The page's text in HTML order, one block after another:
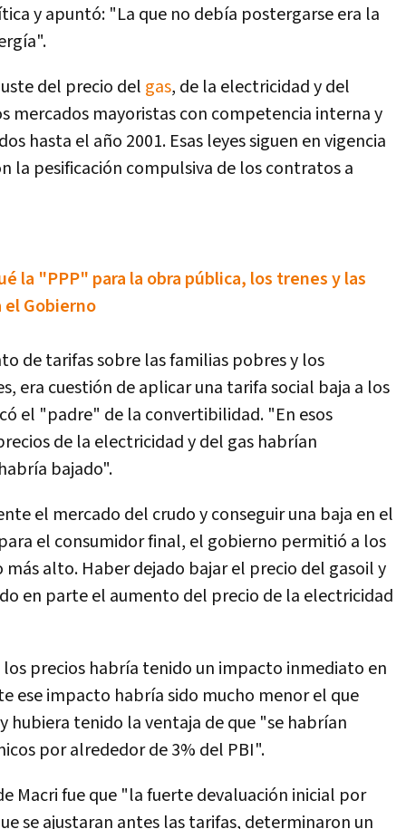
y apuntó: "La que no debí­a postergarse era la
del precio del gas, de la electricidad y del
mercados mayoristas con competencia interna y
hasta el año 2001. Esas leyes siguen en vigencia
la pesificación compulsiva de los contratos a
la "PPP" para la obra pública, los trenes y las
el Gobierno
de tarifas sobre las familias pobres y los
era cuestión de aplicar una tarifa social baja a los
el "padre" de la convertibilidad. "En esos
de la electricidad y del gas habrí­an
bajado".
el mercado del crudo y conseguir una baja en el
el consumidor final, el gobierno permitió a los
alto. Haber dejado bajar el precio del gasoil y
en parte el aumento del precio de la electricidad
los precios habrí­a tenido un impacto inmediato en
ese impacto habrí­a sido mucho menor el que
hubiera tenido la ventaja de que "se habrí­an
por alrededor de 3% del PBI".
Macri fue que "la fuerte devaluación inicial por
se ajustaran antes las tarifas, determinaron un